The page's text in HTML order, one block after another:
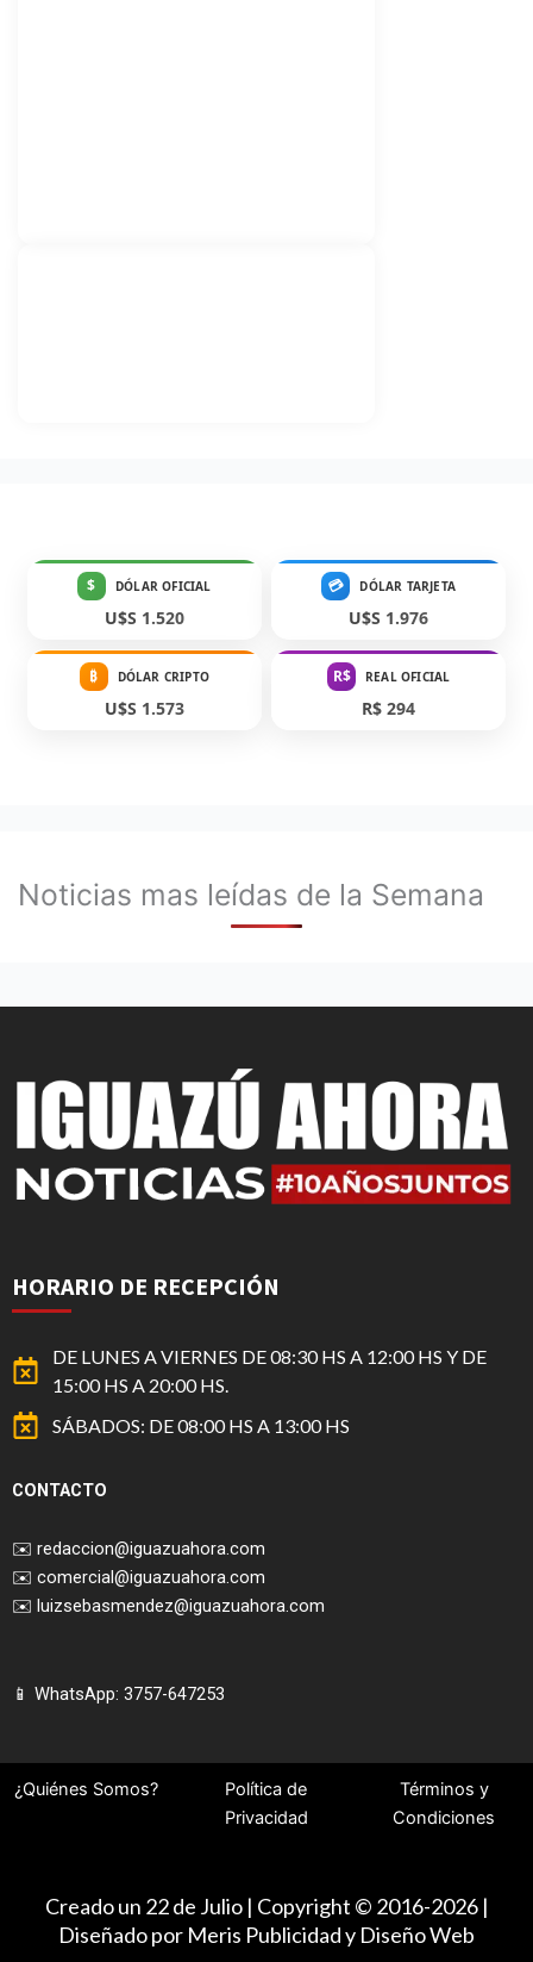
$ DÓLAR OFICIAL
U$S 1.520
💳 DÓLAR TARJETA
U$S 1.976
₿ DÓLAR CRIPTO
U$S 1.573
R$ REAL OFICIAL
R$ 294
Noticias mas leídas de la Semana
HORARIO DE RECEPCIÓN
DE LUNES A VIERNES DE 08:30 HS A 12:00 HS Y DE
15:00 HS A 20:00 HS.
SÁBADOS: DE 08:00 HS A 13:00 HS
CONTACTO
✉️ redaccion@iguazuahora.com
✉️ comercial@iguazuahora.com
✉️ luizsebasmendez@iguazuahora.com
📱 WhatsApp: 3757-647253
¿Quiénes Somos?
Política de
Privacidad
Términos y
Condiciones
Creado un 22 de Julio | Copyright © 2016-2026 |
Diseñado por Meris Publicidad y Diseño Web